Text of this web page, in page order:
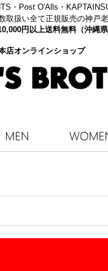
・ Post O'Alls・
取扱い全て正規販売の神戸
円以上送料無料（沖縄
店オンラインショップ